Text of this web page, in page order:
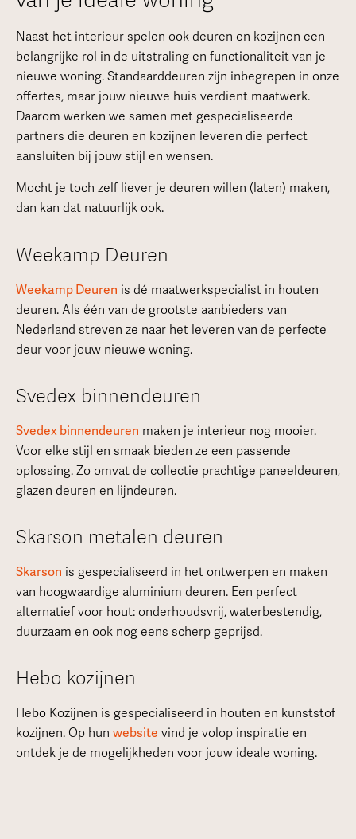
Naast het interieur spelen ook deuren en kozijnen een
belangrijke rol in de uitstraling en functionaliteit van je
nieuwe woning. Standaarddeuren zijn inbegrepen in onze
offertes, maar jouw nieuwe huis verdient maatwerk.
Daarom werken we samen met gespecialiseerde
partners die deuren en kozijnen leveren die perfect
aansluiten bij jouw stijl en wensen.
Mocht je toch zelf liever je deuren willen (laten) maken,
dan kan dat natuurlijk ook.
Weekamp Deuren
Weekamp Deuren is dé maatwerkspecialist in houten
deuren. Als één van de grootste aanbieders van
Nederland streven ze naar het leveren van de perfecte
deur voor jouw nieuwe woning.
Svedex binnendeuren
Svedex binnendeuren maken je interieur nog mooier.
Voor elke stijl en smaak bieden ze een passende
oplossing. Zo omvat de collectie prachtige paneeldeuren,
glazen deuren en lijndeuren.
Skarson metalen deuren
Skarson is gespecialiseerd in het ontwerpen en maken
van hoogwaardige aluminium deuren. Een perfect
alternatief voor hout: onderhoudsvrij, waterbestendig,
duurzaam en ook nog eens scherp geprijsd.
Hebo kozijnen
Hebo Kozijnen is gespecialiseerd in houten en kunststof
kozijnen. Op hun website vind je volop inspiratie en
ontdek je de mogelijkheden voor jouw ideale woning.